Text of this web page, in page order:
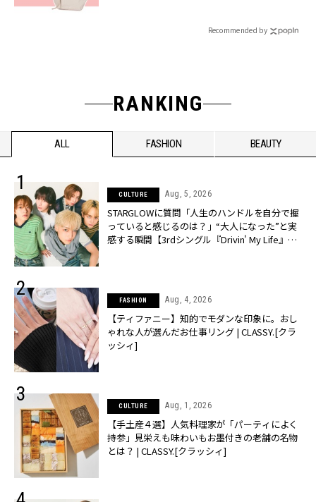
Recommended by
RANKING
ALL FASHION BEAUTY
CULTURE Aug, 5, 2026
STARGLOWに質問「人生のハンドルを自分で握
っていると感じるのは？」“大️人になった”と実
感する瞬間【3rdシングル『Drivin' My Life』発
FASHION Aug, 4, 2026
【ティファニー】知的でモダンな印象に。おし
ゃれな人が選んだお仕事リング | CLASSY.[クラ
ッシィ]
CULTURE Aug, 1, 2026
【手土産４選】人気料理家が「パーティによく
持参」見栄えも味わいもお墨付きの老舗の名物
とは？ | CLASSY.[クラッシィ]